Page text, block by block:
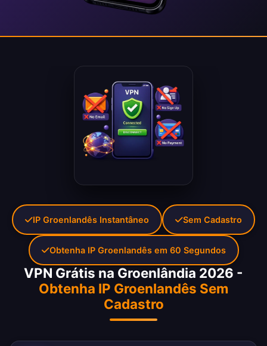
VPN Grátis na Groenlândia 2026 -
Obtenha IP Groenlandês Sem
Cadastro
IP Groenlandês Instantâneo Sem Cadastro
Obtenha IP Groenlandês em 60 Segundos